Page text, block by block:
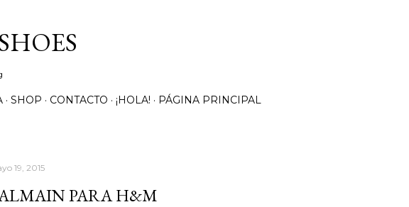
SHOP CONTACTO ¡HOLA! PÁGINA PRINCIPAL
19, 2015
PARA H&M